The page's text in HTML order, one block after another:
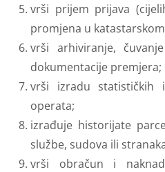
vrši prijem prijava
promjena u
vrši arhiviranje,
dokumentacije premjera;
vrši izradu statističkih
operata;
izrađuje historijate
službe, sudova ili
vrši obračun i